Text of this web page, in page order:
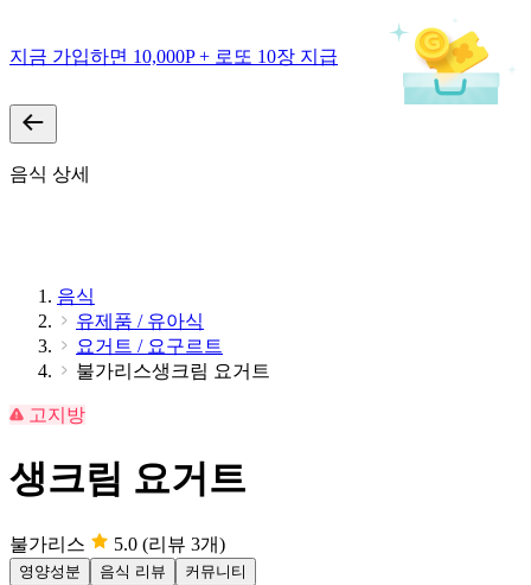
지금 가입하면 10,000P + 로또 10장 지급
음식 상세
음식
유제품 / 유아식
요거트 / 요구르트
불가리스생크림 요거트
고지방
생크림 요거트
불가리스 5.0 (리뷰 3개)
영양성분 음식 리뷰 커뮤니티